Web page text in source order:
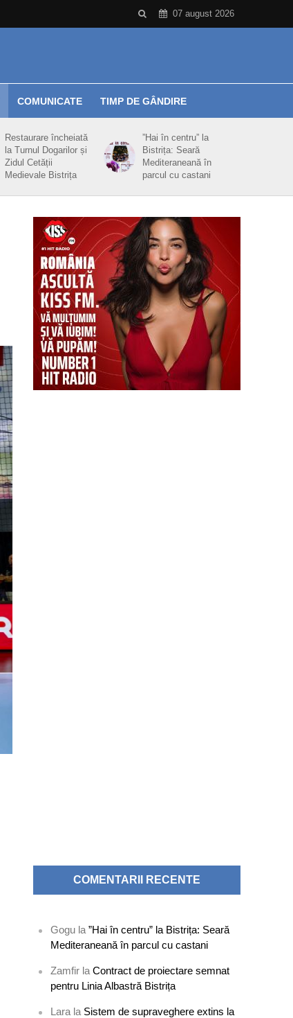
07 august 2026
COMUNICATE TIMP DE GÂNDIRE
Restaurare încheiată
la Turnul Dogarilor și
Zidul Cetății
Medievale Bistrița
”Hai în centru” la
Bistrița: Seară
Mediteraneană în
parcul cu castani
COMENTARII RECENTE
Gogu la”Hai în centru” la Bistrița: Seară
Mediteraneană în parcul cu castani
Zamfir laContract de proiectare semnat
pentru Linia Albastră Bistrița
Lara la Sistem de supraveghere extins la